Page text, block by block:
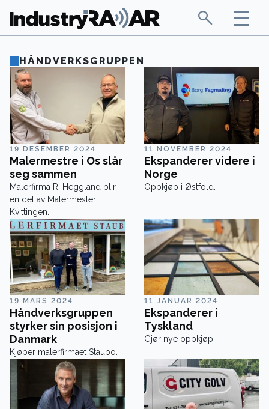
HÅNDVERKSGRUPPEN
19 DESEMBER 2024
Malermestre i Os slår
seg sammen
Malerfirma R. Heggland blir
en del av Malermester
Kvittingen.
11 NOVEMBER 2024
Ekspanderer videre i
Norge
Oppkjøp i Østfold.
19 MARS 2024
Håndverksgruppen
styrker sin posisjon i
Danmark
Kjøper malerfirmaet Staubo.
11 JANUAR 2024
Ekspanderer i
Tyskland
Gjør nye oppkjøp.